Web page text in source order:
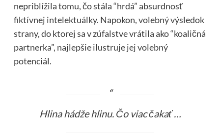
nepriblížila tomu, čo stála “hrdá” absurdnosť
fiktívnej intelektuálky. Napokon, volebný výsledok
strany, do ktorej sa v zúfalstve vrátila ako “koaličná
partnerka”, najlepšie ilustruje jej volebný
potenciál.
Hlina hádže hlinu. Čo viac čakať …